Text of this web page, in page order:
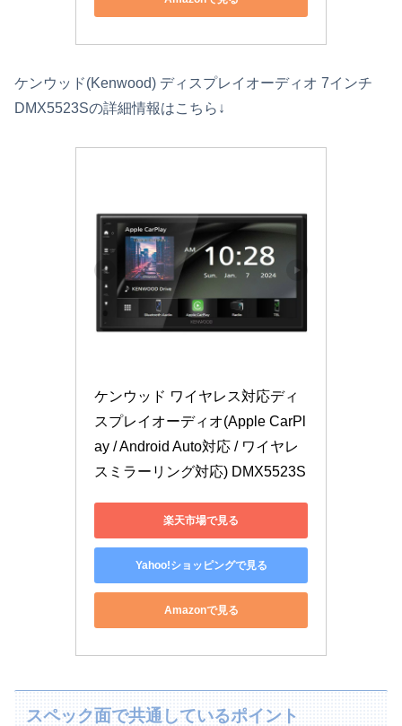
ケンウッド(Kenwood) ディスプレイオーディオ 7インチ
DMX5523Sの詳細情報はこちら↓
ケンウッド ワイヤレス対応ディ
スプレイオーディオ(Apple CarPl
ay / Android Auto対応 / ワイヤレ
スミラーリング対応) DMX5523S
楽天市場で見る
Yahoo!ショッピングで見る
Amazonで見る
スペック面で共通しているポイント